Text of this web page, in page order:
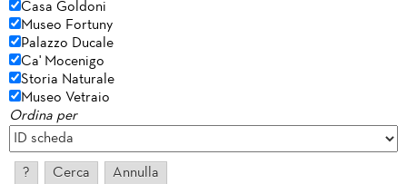
Casa Goldoni
Museo Fortuny
Palazzo Ducale
Ca' Mocenigo
Storia Naturale
Museo Vetraio
Ordina per